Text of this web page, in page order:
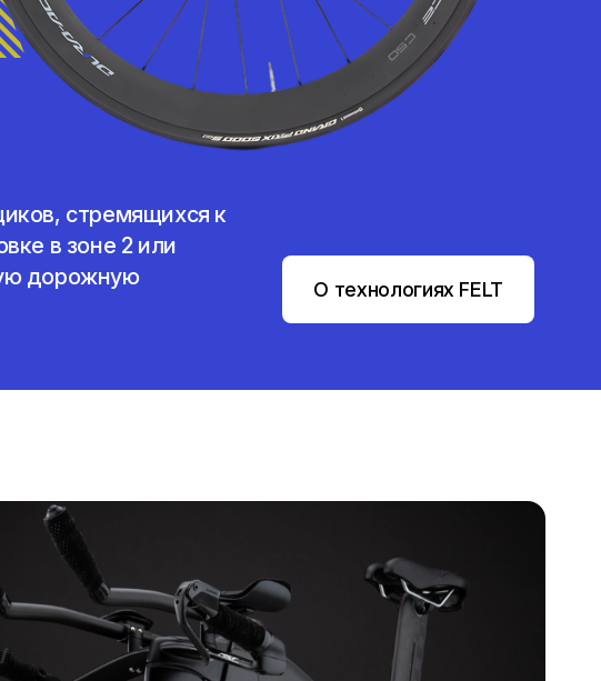
стремящихся к
в зоне 2 или
дорожную
О технологиях FELT